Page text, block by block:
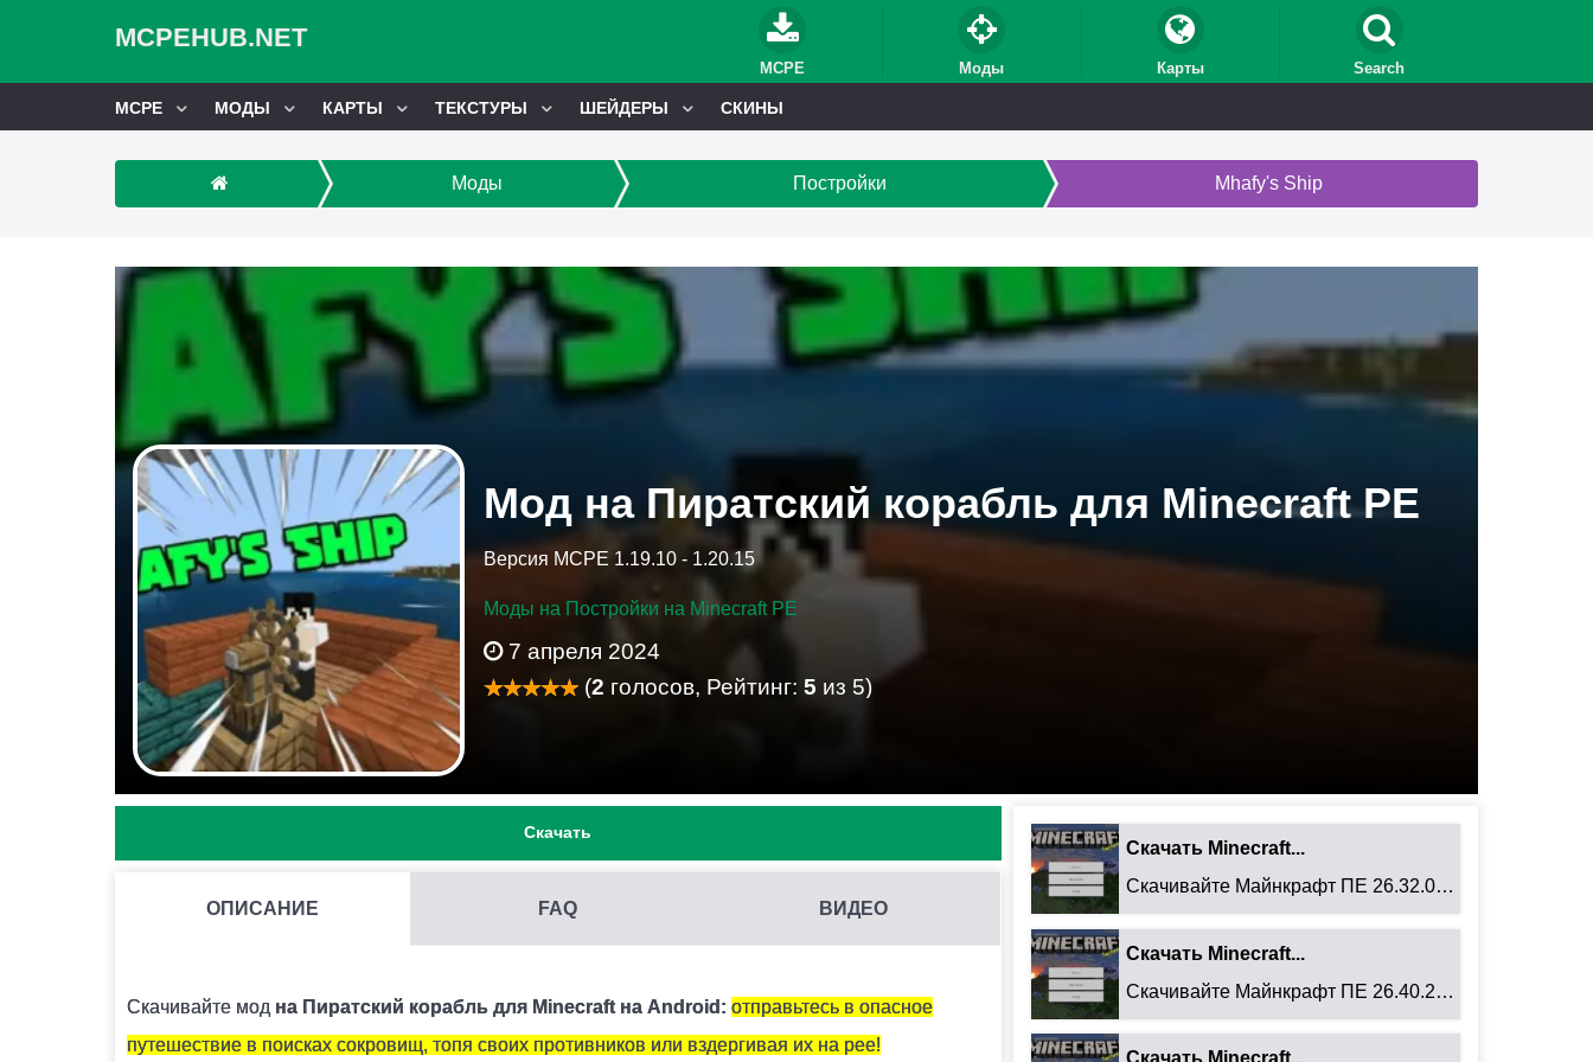
MCPEHUB.NET
MCPE Моды Карты Search
MCPE МОДЫ КАРТЫ ТЕКСТУРЫ ШЕЙДЕРЫ СКИНЫ
Моды Постройки Mhafy's Ship
Мод на Пиратский корабль для Minecraft PE
Версия MCPE 1.19.10 - 1.20.15
Моды на Постройки на Minecraft PE
7 апреля 2024
(2 голосов, Рейтинг: 5 из 5)
Скачать
ОПИСАНИЕ FAQ ВИДЕО
Скачивайте мод на Пиратский корабль для Minecraft на Android: отправьтесь в опасное
путешествие в поисках сокровищ, топя своих противников или вздергивая их на рее!
Скачать Minecraft...
Скачивайте Майнкрафт ПЕ 26.32.02 для Android: ...
Скачать Minecraft...
Скачивайте Майнкрафт ПЕ 26.40.27 для Android: ...
Скачать Minecraft...